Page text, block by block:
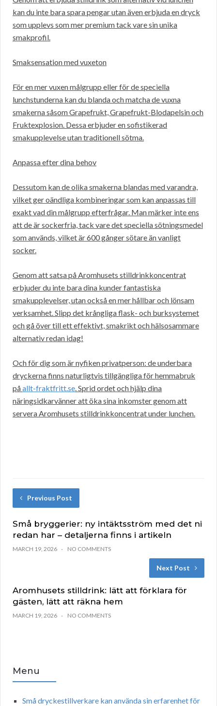
kan du inte bara spara pengar utan även erbjuda en dryck
som upplevs som mer premium tack vare sin unika
smakprofil.
Smaksensation med vuxeton
För en mer vuxen målgrupp eller för de speciella
lunchstunderna kan du blanda och matcha de vuxna
smakerna såsom Grapefrukt, Grapefrukt-Blodapelsin och
Fruktexplosion. Dessa erbjuder en sofistikerad
smakupplevelse utan traditionell sötma.
Anpassa efter dina behov
Dessutom kan de olika smakerna blandas med varandra,
vilket ger oändliga kombineringar som kan anpassas till
exakt vad din målgrupp efterfrågar. Man märker inte ens
att de är sockerfria, tack vare det speciella sötningsmedel
som används, vilket är 600 gånger sötare än vanligt
socker.
Genom att satsa på Aromhusets stilldrinkkoncentrat
erbjuder du inte bara dina kunder fantastiska
smakupplevelser, utan också en mer hållbar och lönsam
verksamhet. Slipp det krångliga flask- och burksystemet
och gå över till ett effektivt, smakrikt och hälsosammare
alternativ redan idag!
Och för dig som är nyfiken privatperson: de underbara
dryckerna finns naturligtvis tillgängliga för hemmabruk
påallt-fraktfritt.se. Sprid ordet och hjälp dina
näringsidkarvänner att öka sina inkomster genom att
servera Aromhusets stilldrinkkoncentrat under lunchen.
Previous Post
Små bryggerier: ny intäktsström med det ni
redan har – detaljerna finns i artikeln
MARCH 19, 2026 NO COMMENTS
Next Post
Aromhusets stilldrink: lätt att förklara för
gästen, lätt att räkna hem
MARCH 19, 2026 NO COMMENTS
Menu
Små dryckestillverkare kan använda sin erfarenhet för